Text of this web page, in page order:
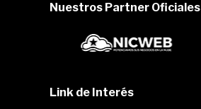
Nuestros Partner Oficiales
Link de Interés